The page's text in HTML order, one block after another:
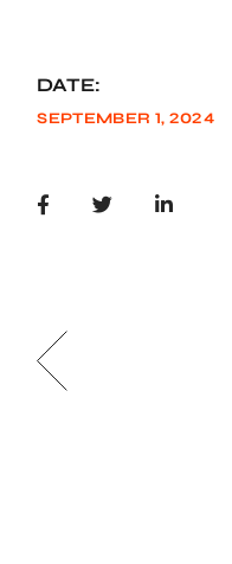
DATE:
SEPTEMBER 1, 2024